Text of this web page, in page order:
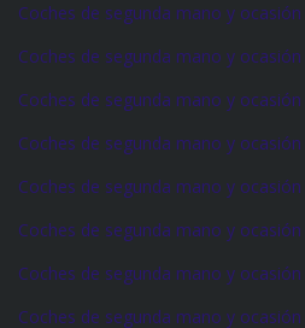
Coches de segunda mano y ocasión
Coches de segunda mano y ocasión
Coches de segunda mano y ocasión
Coches de segunda mano y ocasión
Coches de segunda mano y ocasión
Coches de segunda mano y ocasión
Coches de segunda mano y ocasión
Coches de segunda mano y ocasión